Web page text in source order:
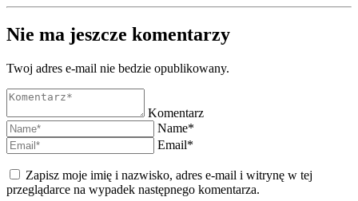
Nie ma jeszcze komentarzy
Twoj adres e-mail nie bedzie opublikowany.
Komentarz
Name*
Email*
Zapisz moje imię i nazwisko, adres e-mail i witrynę w tej
przeglądarce na wypadek następnego komentarza.